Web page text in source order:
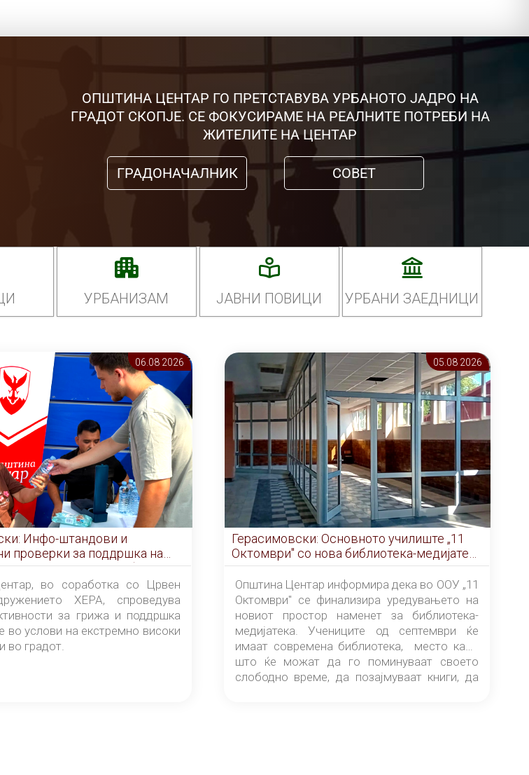
ОПШТИНА ЦЕНТАР ГО ПРЕТСТАВУВА УРБАНОТО ЈАДРО НА
ГРАДОТ СКОПЈЕ. СЕ ФОКУСИРАМЕ НА РЕАЛНИТЕ ПОТРЕБИ НА
ЖИТЕЛИТЕ НА ЦЕНТАР
ГРАДОНАЧАЛНИК СОВЕТ
УРБАНИЗАМ ЈАВНИ ПОВИЦИ УРБАНИ ЗАЕДНИЦИ
06.08 2026
Инфо-штандови и
проверки за поддршка на
услови на топлотен бран
во соработка со Црвен
ХЕРА, спроведува
за грижа и поддршка
во услови на екстремно високи
во градот.
05.08 2026
Герасимовски: Основното училиште „11
Октомври" со нова библиотека-медијатека
од септември
Општина Центар информира дека во ООУ „11
Октомври" се финализира уредувањето на
новиот простор наменет за библиотека-
медијатека. Учениците од септември ќе
имаат современа библиотека, место каде
што ќе можат да го поминуваат своето
слободно време, да позајмуваат книги, да